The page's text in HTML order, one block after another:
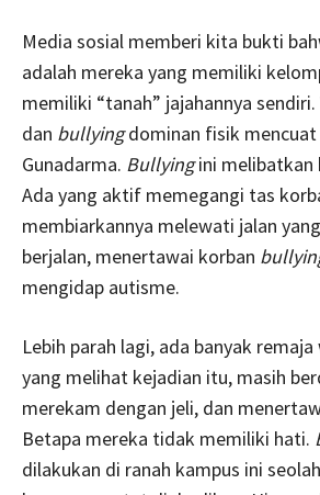
Media sosial memberi kita bukti
adalah mereka yang memiliki
memiliki “tanah” jajahannya
dan bullyingdominan fisik mencuat
Gunadarma. Bullyingini melibatkan
Ada yang aktif memegangi tas
membiarkannya melewati jalan
berjalan, menertawai korban
mengidap autisme.
Lebih parah lagi, ada banyak remaja
yang melihat kejadian itu, masih
merekam dengan jeli, dan
Betapa mereka tidak memiliki hati.
dilakukan di ranah kampus ini